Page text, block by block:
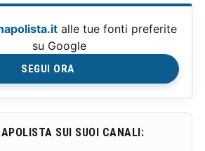
alle tue fonti preferite
su Google
SEGUI ORA
SUI SUOI CANALI: